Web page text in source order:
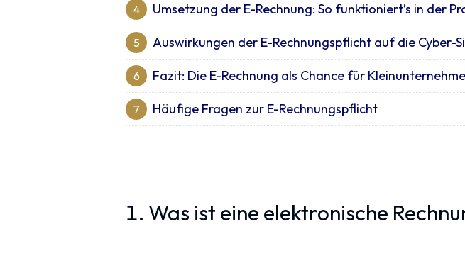
4 Umsetzung der E-Rechnung: So funktioniert’s in der
5 Auswirkungen der E-Rechnungspflicht auf die Cyber-
6 Fazit: Die E-Rechnung als Chance für
7 Häufige Fragen zur E-Rechnungspflicht
1. Was ist eine elektronische